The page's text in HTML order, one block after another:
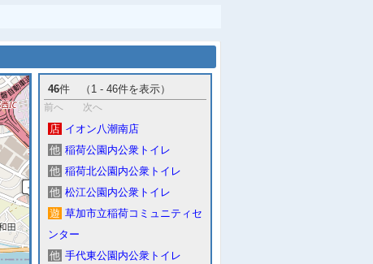
46件 （1 - 46件を表示）
前へ 次へ
店 イオン八潮南店
他 稲荷公園内公衆トイレ
他 稲荷北公園内公衆トイレ
他 松江公園内公衆トイレ
遊 草加市立稲荷コミュニティセ
ンター
他 手代東公園内公衆トイレ